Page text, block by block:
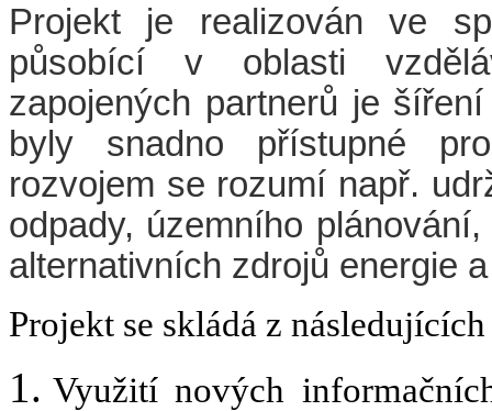
Projekt je realizován ve
působící v oblasti
zapojených partnerů je
byly snadno přístupné
rozvojem se rozumí např.
odpady, územního
alternativních zdrojů energie
Projekt se skládá z
Využití nových